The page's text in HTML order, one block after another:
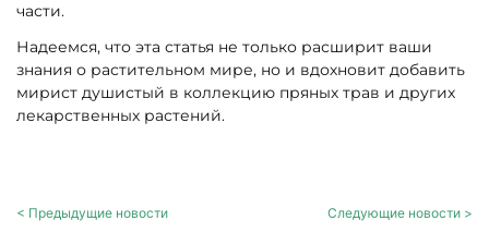
части.
Надеемся, что эта статья не только расширит ваши
знания о растительном мире, но и вдохновит добавить
мирист душистый в коллекцию пряных трав и других
лекарственных растений.
< Предыдущие новости Следующие новости >